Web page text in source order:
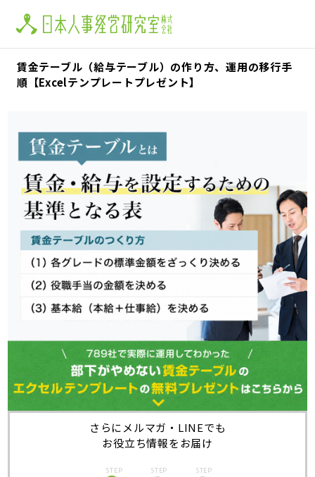
賃金テーブル（給与テーブル）の作り方、運用の移行手
順【Excelテンプレートプレゼント】
さらにメルマガ・LINEでも
お役立ち情報をお届け